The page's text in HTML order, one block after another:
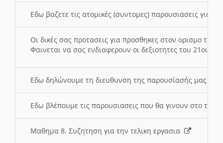
Εδω βαζετε τις ατομικές (συντομες) παρουσιασεις για
Οι δικές σας προτασεις για προσθηκες στον ορισμο
Φαινεται να σας ενδιαφερουν οι δεξιοτητες του 21ου
Εδω δηλώνουμε τη διευθυνση της παρουσίασής μας
Εδω βλέπουμε τις παρουσιασεις που θα γινουν στο
Μαθημα 8. Συζητηση για την τελικη εργασια